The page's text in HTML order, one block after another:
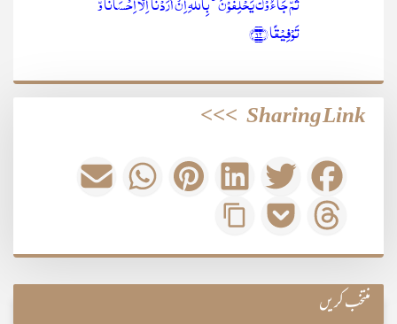
تَوۡفِیۡقًا ﴿۶۲﴾
Sharing Link
>>>
منتخب کریں